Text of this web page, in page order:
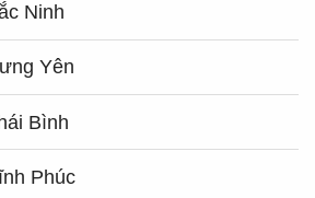
Ninh
Yên
Bình
Phúc